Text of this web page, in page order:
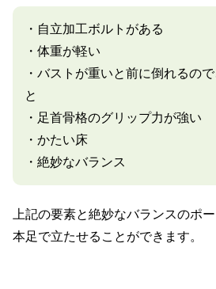
・自立加工ボルトがある
・体重が軽い
・バストが重いと前に倒れるの
と
・足首骨格のグリップ力が強い
・かたい床
・絶妙なバランス
上記の要素と絶妙なバランスのポ
本足で立たせることができます。